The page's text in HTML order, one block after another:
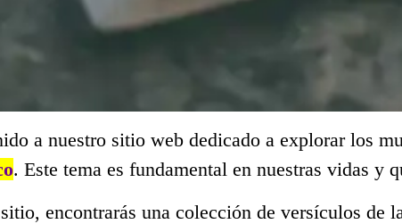
a nuestro sitio web dedicado a explorar los
. Este tema es fundamental en nuestras vidas y
encontrarás una colección de versículos de